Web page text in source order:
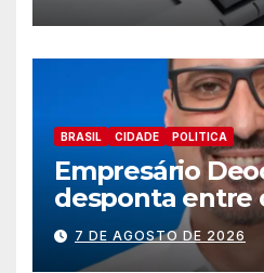
BRASIL CIDADE POLITICA
Empresário
desponta entre
nomes do União
deputado
7 DE AGOSTO DE 2026